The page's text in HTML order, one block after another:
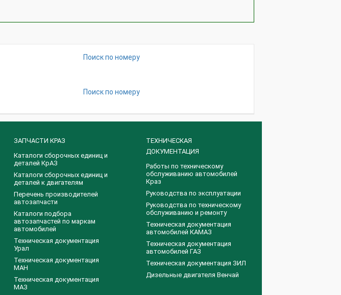
Поиск по номеру
Поиск по номеру
ЗАПЧАСТИ КРАЗ
Каталоги сборочных единиц и
деталей КрАЗ
​Каталоги сборочных единиц и
деталей к двигателям
Перечень производителей
автозапчасти
Каталоги подбора
автозапчастей по маркам
автомобилей
Техническая документация
Урал
Техническая документация
МАН
Техническая документация
МАЗ
ТЕХНИЧЕСКАЯ
ДОКУМЕНТАЦИЯ
Работы по техническому
обслуживанию автомобилей
Краз
Руководства по эксплуатации
Руководства по техническому
обслуживанию и ремонту
Техническая документация
автомобилей КАМАЗ
Техническая документация
автомобилей ГАЗ
Техническая документация ЗИЛ
Дизельные двигателя Венчай